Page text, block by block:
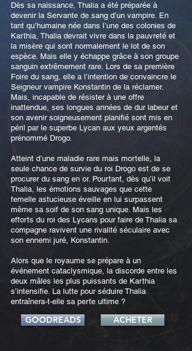
Dès sa naissance, Thalia a été préparée à
devenir la Servante de sang d’un vampire. En
tant qu’humaine née dans l’une des colonies de
Karthia, Thalia devrait vivre dans la pauvreté et
la misère qui sont normalement le lot de son
espèce. Mais elle y échappe grâce à son groupe
sanguin extrêmement rare. Lors de sa première
Foire du sang, elle a l’intention de convaincre le
Seigneur vampire Konstantin de la réclamer.
Mais, incapable de résister à une offre
inattendue, ses longues années de dur labeur et
son avenir soigneusement planifié sont mis en
péril par le superbe Lycan aux yeux argentés
prénommé Drogo.
Atteint d’une maladie rare mais mortelle, la
seule chance de survie du roi Drogo est de se
procurer du sang en or. Pourtant, dès qu’il voit
Thalia, les émotions sauvages que cette
femelle astucieuse éveille en lui surpassent
même sa soif de son sang unique. Mais les
efforts du roi des Lycans pour faire de Thalia sa
compagne ravivent une rivalité séculaire avec
son ennemi juré, Konstantin.
Alors que le royaume se prépare à un
événement cataclysmique, la discorde entre les
deux mâles les plus puissants de Karthia
s’intensifie. La lutte pour séduire Thalia
entraînera-t-elle sa perte ultime ?
GOODREADS ACHETER